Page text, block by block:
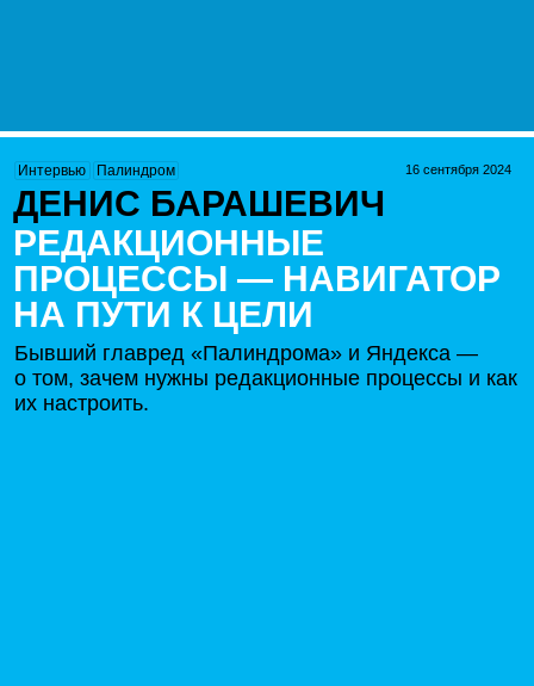
Интервью Палиндром 16 сентября 2024
ДЕНИС БАРАШЕВИЧ
РЕДАКЦИОННЫЕ
ПРОЦЕССЫ — НАВИГАТОР
НА ПУТИ К ЦЕЛИ
Бывший главред «Палиндрома» и Яндекса —
о том, зачем нужны редакционные процессы и как
их настроить.